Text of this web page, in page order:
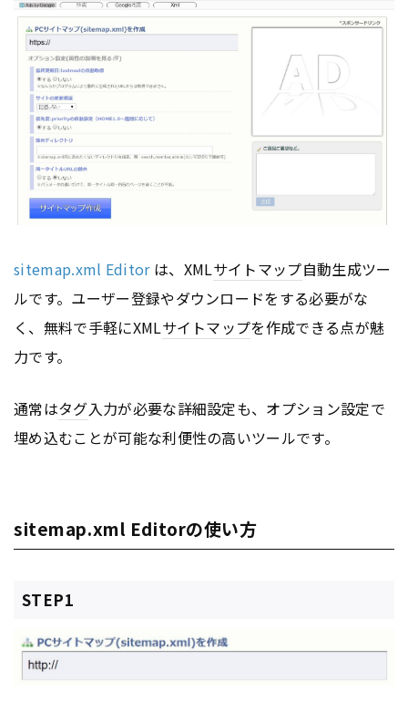
sitemap.xml Editorは、XMLサイトマップ自動生成ツー
ルです。ユーザー登録やダウンロードをする必要がな
く、無料で手軽にXMLサイトマップを作成できる点が魅
力です。
通常はタグ入力が必要な詳細設定も、オプション設定で
埋め込むことが可能な利便性の高いツールです。
sitemap.xml Editorの使い方
STEP1